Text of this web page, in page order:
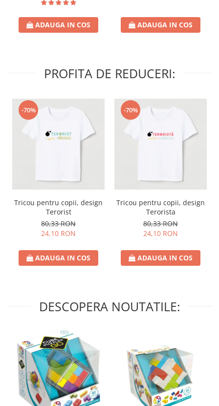
ADAUGA IN COS ADAUGA IN COS
PROFITA DE REDUCERI:
-70%
Tricou pentru copii, design
Terorist
80,33 RON
24,10 RON
ADAUGA IN COS
-70%
Tricou pentru copii, design
Terorista
80,33 RON
24,10 RON
ADAUGA IN COS
DESCOPERA NOUTATILE: